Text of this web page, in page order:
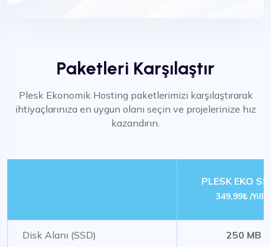
Paketleri Karşılaştır
Plesk Ekonomik Hosting paketlerimizi karşılaştırarak
ihtiyaçlarınıza en uygun olanı seçin ve projelerinize hız
kazandırın.
PLESK EKO
349,99₺ /Yıllık
Disk Alanı (SSD) 250 MB